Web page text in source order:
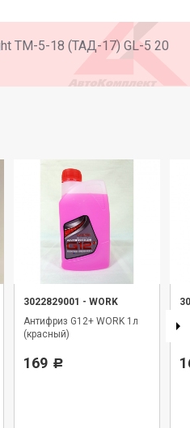
ТМ-5-18 (ТАД-17) GL-5 20
3022829001 - WORK
Антифриз G12+ WORK 1л
(красный)
169 Р